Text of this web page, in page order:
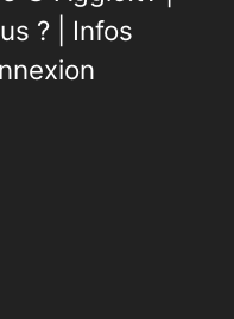
?| Infos